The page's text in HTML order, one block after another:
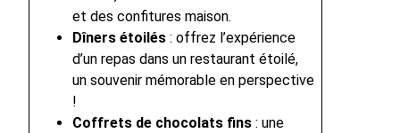
et des confitures maison.
Dîners étoilés : offrez l’expérience
d’un repas dans un restaurant étoilé,
un souvenir mémorable en perspective
!
Coffrets de chocolats fins : une